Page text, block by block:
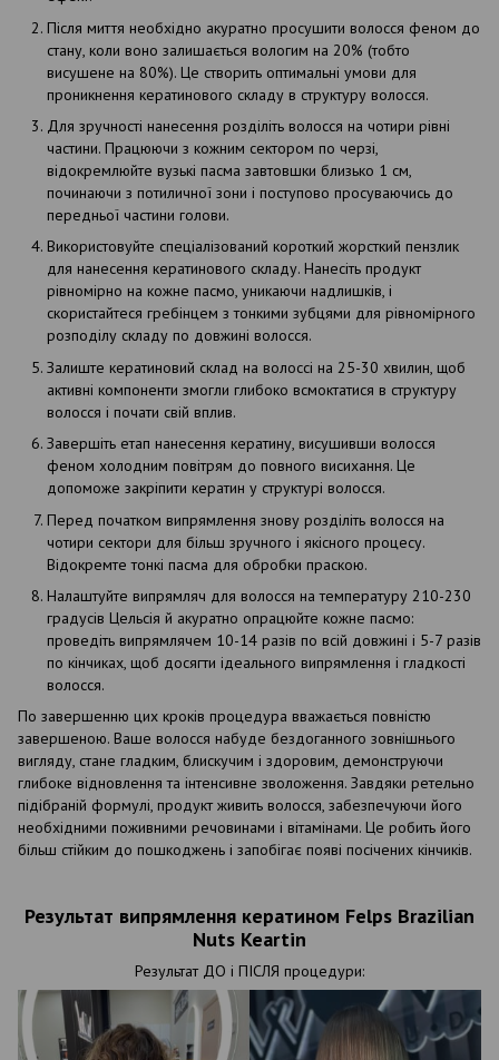
Після миття необхідно акуратно просушити волосся феном до
стану, коли воно залишається вологим на 20% (тобто
висушене на 80%). Це створить оптимальні умови для
проникнення кератинового складу в структуру волосся.
Для зручності нанесення розділіть волосся на чотири рівні
частини. Працюючи з кожним сектором по черзі,
відокремлюйте вузькі пасма завтовшки близько 1 см,
починаючи з потиличної зони і поступово просуваючись до
передньої частини голови.
Використовуйте спеціалізований короткий жорсткий пензлик
для нанесення кератинового складу. Нанесіть продукт
рівномірно на кожне пасмо, уникаючи надлишків, і
скористайтеся гребінцем з тонкими зубцями для рівномірного
розподілу складу по довжині волосся.
Залиште кератиновий склад на волоссі на 25-30 хвилин, щоб
активні компоненти змогли глибоко всмоктатися в структуру
волосся і почати свій вплив.
Завершіть етап нанесення кератину, висушивши волосся
феном холодним повітрям до повного висихання. Це
допоможе закріпити кератин у структурі волосся.
Перед початком випрямлення знову розділіть волосся на
чотири сектори для більш зручного і якісного процесу.
Відокремте тонкі пасма для обробки праскою.
Налаштуйте випрямляч для волосся на температуру 210-230
градусів Цельсія й акуратно опрацюйте кожне пасмо:
проведіть випрямлячем 10-14 разів по всій довжині і 5-7 разів
по кінчиках, щоб досягти ідеального випрямлення і гладкості
волосся.
По завершенню цих кроків процедура вважається повністю
завершеною. Ваше волосся набуде бездоганного зовнішнього
вигляду, стане гладким, блискучим і здоровим, демонструючи
глибоке відновлення та інтенсивне зволоження. Завдяки ретельно
підібраній формулі, продукт живить волосся, забезпечуючи його
необхідними поживними речовинами і вітамінами. Це робить його
більш стійким до пошкоджень і запобігає появі посічених кінчиків.
Результат випрямлення кератином Felps Brazilian
Nuts Keartin
Результат ДО і ПІСЛЯ процедури: